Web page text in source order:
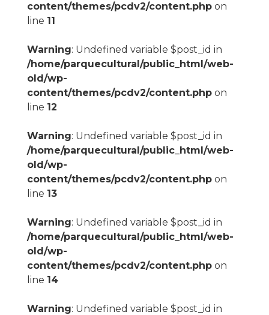
content/themes/pcdv2/content.phpon
line 11
Warning: Undefined variable $post_id in
/home/parquecultural/public_html/web-
old/wp-
content/themes/pcdv2/content.phpon
line 12
Warning: Undefined variable $post_id in
/home/parquecultural/public_html/web-
old/wp-
content/themes/pcdv2/content.phpon
line 13
Warning: Undefined variable $post_id in
/home/parquecultural/public_html/web-
old/wp-
content/themes/pcdv2/content.phpon
line 14
Warning: Undefined variable $post_id in